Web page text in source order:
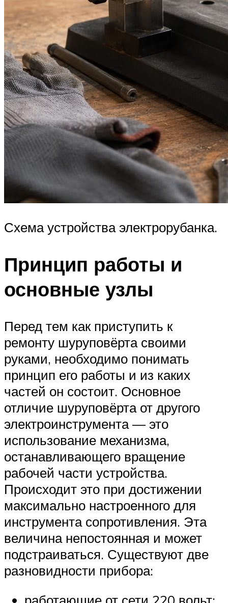
Схема устройства электрорубанка.
Принцип работы и
основные узлы
Перед тем как приступить к
ремонту шуруповёрта своими
руками, необходимо понимать
принцип его работы и из каких
частей он состоит. Основное
отличие шуруповёрта от другого
электроинструмента — это
использование механизма,
останавливающего вращение
рабочей части устройства.
Происходит это при достижении
максимально настроенного для
инструмента сопротивления. Эта
величина непостоянная и может
подстраиваться. Существуют две
разновидности прибора: